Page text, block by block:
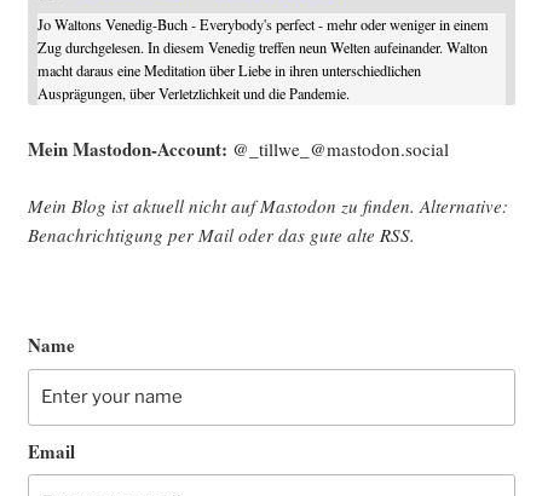
Jo Waltons Venedig-Buch - Everybody's perfect - mehr oder weniger in einem
Zug durchgelesen. In diesem Venedig treffen neun Welten aufeinander. Walton
macht daraus eine Meditation über Liebe in ihren unterschiedlichen
Ausprägungen, über Verletzlichkeit und die Pandemie.
Mein Mast­o­don-Account: @_tillwe_@mastodon.social
Mein Blog ist aktu­ell nicht auf Mast­o­don zu fin­den. Alter­na­ti­ve:
Benach­rich­ti­gung per Mail oder das gute alte RSS.
Name
Email